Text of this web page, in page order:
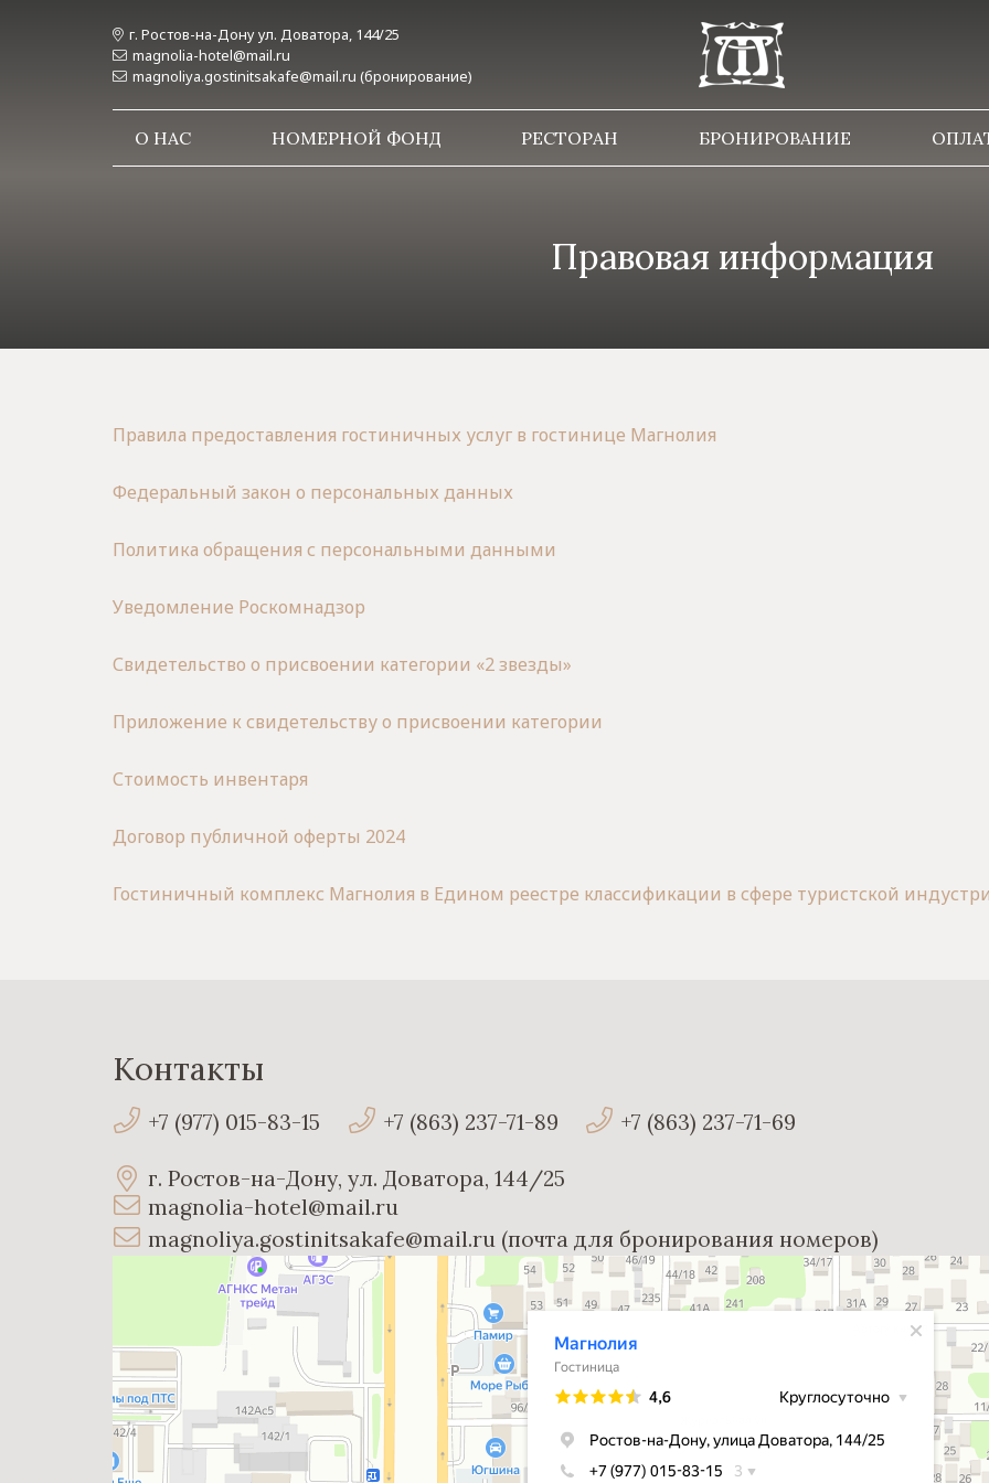
г. Ростов-на-Дону ул. Доватора, 144/25
magnolia-hotel@mail.ru
magnoliya.gostinitsakafe@mail.ru (бронирование)
О НАС НОМЕРНОЙ ФОНД РЕСТОРАН БРОНИРОВАНИЕ
Правовая информация
Правила предоставления гостиничных услуг в гостинице Магнолия
Федеральный закон о персональных данных
Политика обращения с персональными данными
Уведомление Роскомнадзор
Свидетельство о присвоении категории «2 звезды»
Приложение к свидетельству о присвоении категории
Стоимость инвентаря
Договор публичной оферты 2024
Гостиничный комплекс Магнолия в Едином реестре классификации в сфере туристской
Контакты
+7 (977) 015-83-15 +7 (863) 237-71-89 +7 (863) 237-71-69
г. Ростов-на-Дону, ул. Доватора, 144/25
magnolia-hotel@mail.ru
magnoliya.gostinitsakafe@mail.ru (почта для бронирования номеров)
Гостиница в Ростове‑на‑Дону